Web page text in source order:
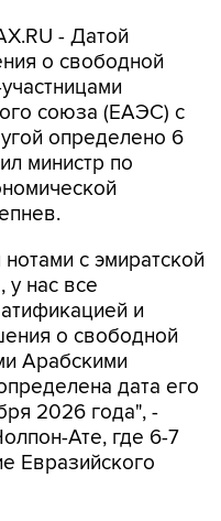
- Датой
о свободной
союза (ЕАЭС) с
определено 6
министр по
с эмиратской
у нас все
и
о свободной
Арабскими
дата его
2026 года", -
Ате, где 6-7
Евразийского